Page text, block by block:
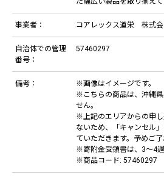
事業者： コアレックス道栄 株式
自治体での管理
番号：
57460297
備考：
※画像はイメージです。
※こちらの商品は、沖縄
せん。
※上記のエリアからの申
ないため、「キャンセル
ていただきます。予めご了
※寄附金受領書は、3～4週
※商品コード: 57460297